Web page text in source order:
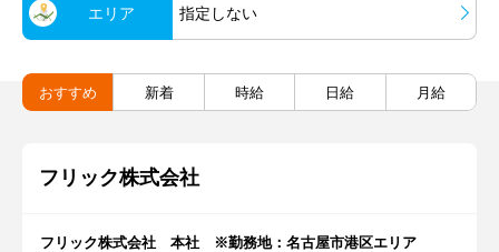
エリア 指定しない
おすすめ 新着 時給 日給 月給
フリック株式会社
フリック株式会社 本社 ※勤務地：名古屋市港区エリア